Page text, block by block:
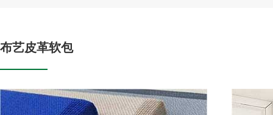
布艺皮革软包